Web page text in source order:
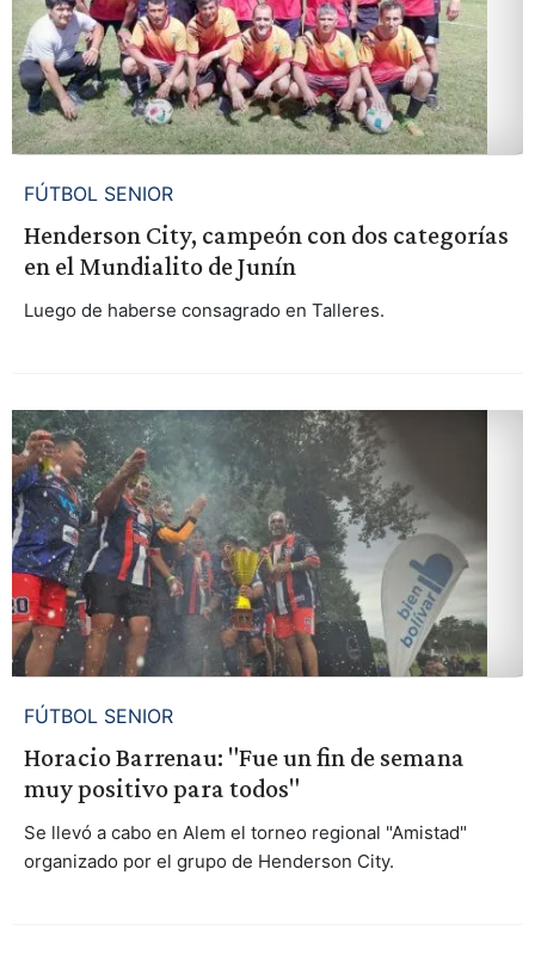
FÚTBOL SENIOR
Henderson City, campeón con dos categorías
en el Mundialito de Junín
Luego de haberse consagrado en Talleres.
FÚTBOL SENIOR
Horacio Barrenau: "Fue un fin de semana
muy positivo para todos"
Se llevó a cabo en Alem el torneo regional "Amistad"
organizado por el grupo de Henderson City.